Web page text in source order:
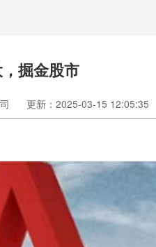
掘金股市
更新：2025-03-15 12:05:35